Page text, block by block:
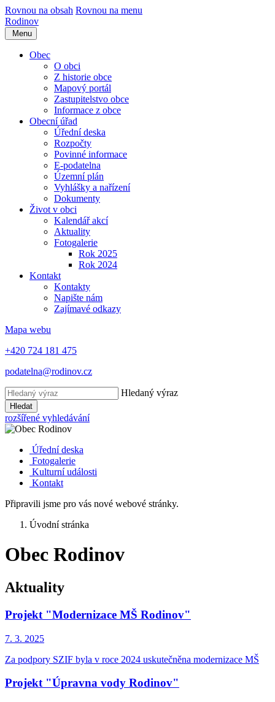
Rovnou na obsah Rovnou na menu
Rodinov
Menu
Obec
O obci
Z historie obce
Mapový portál
Zastupitelstvo obce
Informace z obce
Obecní úřad
Úřední deska
Rozpočty
Povinné informace
E-podatelna
Územní plán
Vyhlášky a nařízení
Dokumenty
Život v obci
Kalendář akcí
Aktuality
Fotogalerie
Rok 2025
Rok 2024
Kontakt
Kontakty
Napište nám
Zajímavé odkazy
Mapa webu
+420 724 181 475
podatelna@rodinov.cz
Hledaný výraz
Hledat
rozšířené vyhledávání
Úřední deska
Fotogalerie
Kulturní události
Kontakt
Připravili jsme pro vás nové webové stránky.
Úvodní stránka
Obec Rodinov
Aktuality
Projekt "Modernizace MŠ Rodinov"
7. 3. 2025
Za podpory SZIF byla v roce 2024 uskutečněna modernizace MŠ
Projekt "Úpravna vody Rodinov"